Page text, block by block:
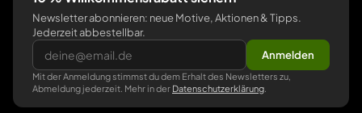
Newsletter abonnieren: neue Motive, Aktionen & Tipps.
Jederzeit abbestellbar.
Anmelden
Mit der Anmeldung stimmst du dem Erhalt des Newsletters zu,
Abmeldung jederzeit. Mehr in der Datenschutzerklärung